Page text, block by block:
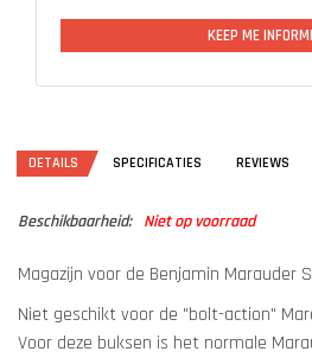
KEEP ME
DETAILS SPECIFICATIES REVIEWS
Beschikbaarheid: Niet op voorraad
Magazijn voor de Benjamin Marauder
Niet geschikt voor de "bolt-action"
Voor deze buksen is het normale